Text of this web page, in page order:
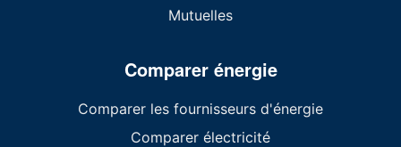
Mutuelles
Comparer énergie
Comparer les fournisseurs d'énergie
Comparer électricité